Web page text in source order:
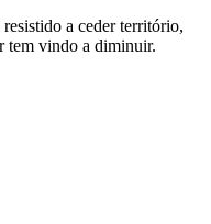
a ceder território,
tem vindo a diminuir.